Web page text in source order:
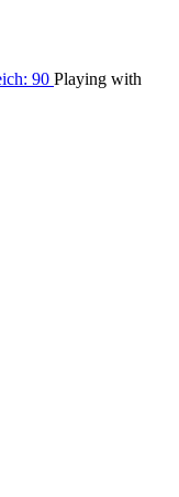
90 Playing with